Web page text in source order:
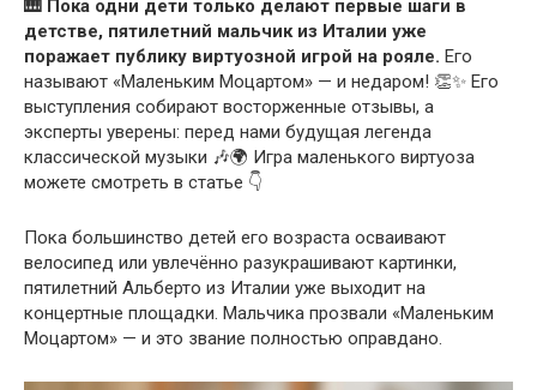
🎹 Пока одни дети только делают первые шаги в
детстве, пятилетний мальчик из Италии уже
поражает публику виртуозной игрой на рояле. Его
называют «Маленьким Моцартом» — и недаром! 👏✨ Его
выступления собирают восторженные отзывы, а
эксперты уверены: перед нами будущая легенда
классической музыки 🎶🌍 Игра маленького виртуоза
можете смотреть в статье 👇
Пока большинство детей его возраста осваивают
велосипед или увлечённо разукрашивают картинки,
пятилетний Альберто из Италии уже выходит на
концертные площадки. Мальчика прозвали «Маленьким
Моцартом» — и это звание полностью оправдано.